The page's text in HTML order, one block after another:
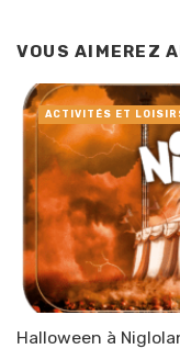
VOUS AIMEREZ
Halloween à
ACTIVITÉS ET